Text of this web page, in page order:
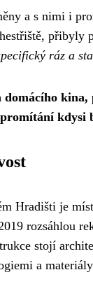
a s nimi i
přibyly
ráz a
domácího
kdysi
Hradišti je
rozsáhlou
stojí
a